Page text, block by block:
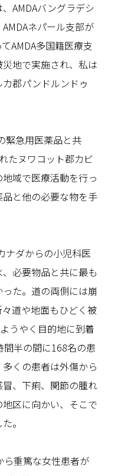
AMDAバングラデシ
ネパール支部が
AMDA多国籍医療支
地で実施され、私は
郡パンドルンドゥ
緊急用医薬品と共
たヌワコット郡カビ
域で医療活動を行っ
と他の必要な物を手
ナダからの小児科医
必要物品と共に最も
た。道の両側には崩
道や地面もひどく被
うやく目的地に到着
間半の間に168名の患
くの患者は外傷から
、下痢、関節の腫れ
区に向かい、そこで
。
重篤な女性患者が